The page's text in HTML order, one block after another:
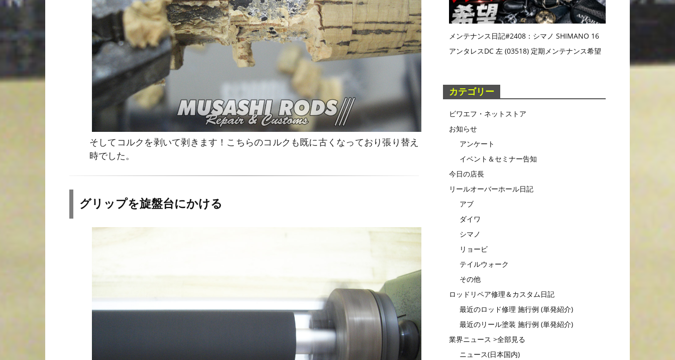
そしてコルクを剥いて剥きます！こちらのコルクも既に古くなっており張り替え
時でした。
グリップを旋盤台にかける
メンテナンス日記#2408：シマノ SHIMANO 16
アンタレスDC 左 (03518) 定期メンテナンス希望
カテゴリー
ビワエフ・ネットストア
お知らせ
アンケート
イベント＆セミナー告知
今日の店長
リールオーバーホール日記
アブ
ダイワ
シマノ
リョービ
テイルウォーク
その他
ロッドリペア修理＆カスタム日記
最近のロッド修理 施行例 (単発紹介)
最近のリール塗装 施行例 (単発紹介)
業界ニュース >全部見る
ニュース(日本国内)